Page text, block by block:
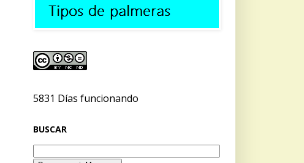
5831 Días funcionando
BUSCAR